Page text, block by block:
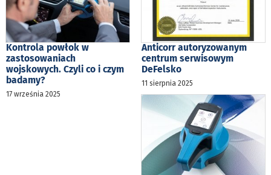
Kontrola powłok w
zastosowaniach
wojskowych. Czyli co i czym
badamy?
17 września 2025
Anticorr autoryzowanym
centrum serwisowym
DeFelsko
11 sierpnia 2025